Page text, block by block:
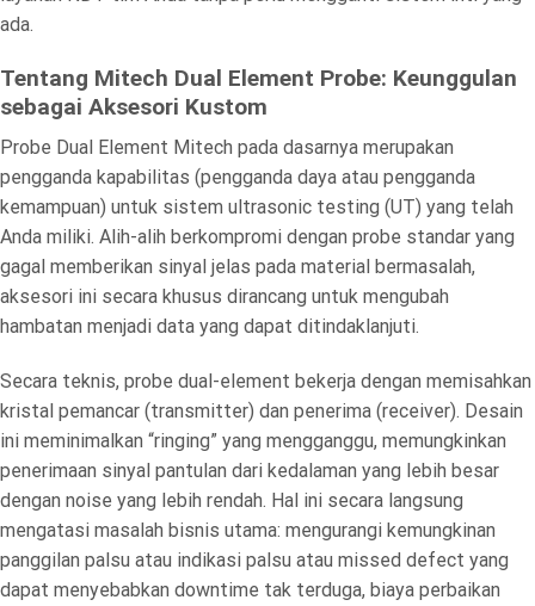
ada.
Tentang Mitech Dual Element Probe: Keunggulan
sebagai Aksesori Kustom
Probe Dual Element Mitech pada dasarnya merupakan
pengganda kapabilitas (pengganda daya atau pengganda
kemampuan) untuk sistem ultrasonic testing (UT) yang telah
Anda miliki. Alih-alih berkompromi dengan probe standar yang
gagal memberikan sinyal jelas pada material bermasalah,
aksesori ini secara khusus dirancang untuk mengubah
hambatan menjadi data yang dapat ditindaklanjuti.
Secara teknis, probe dual-element bekerja dengan memisahkan
kristal pemancar (transmitter) dan penerima (receiver). Desain
ini meminimalkan “ringing” yang mengganggu, memungkinkan
penerimaan sinyal pantulan dari kedalaman yang lebih besar
dengan noise yang lebih rendah. Hal ini secara langsung
mengatasi masalah bisnis utama: mengurangi kemungkinan
panggilan palsu atau indikasi palsu atau missed defect yang
dapat menyebabkan downtime tak terduga, biaya perbaikan